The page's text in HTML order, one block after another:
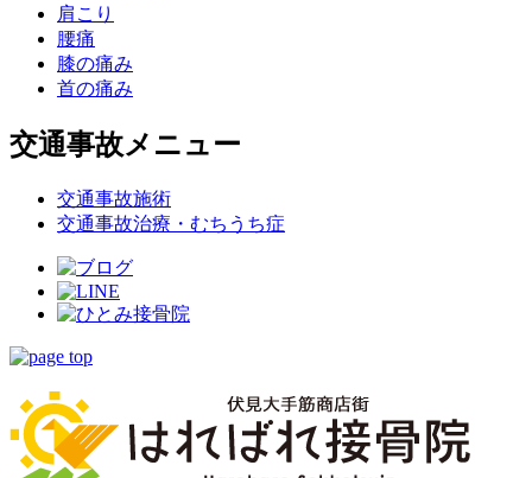
肩こり
腰痛
膝の痛み
首の痛み
交通事故メニュー
交通事故施術
交通事故治療・むちうち症